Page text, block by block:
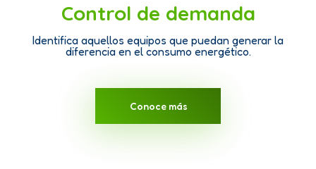
Control de demanda
Identifica aquellos equipos que puedan generar la
diferencia en el consumo energético.
Conoce más